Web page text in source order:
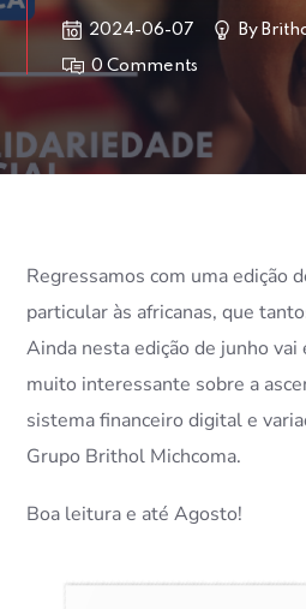
2024-06-07 By
0 Comments
Regressamos com uma edição
particular às africanas, que
Ainda nesta edição de junho
muito interessante sobre a
sistema financeiro digital e
Grupo Brithol Michcoma.
Boa leitura e até Agosto!